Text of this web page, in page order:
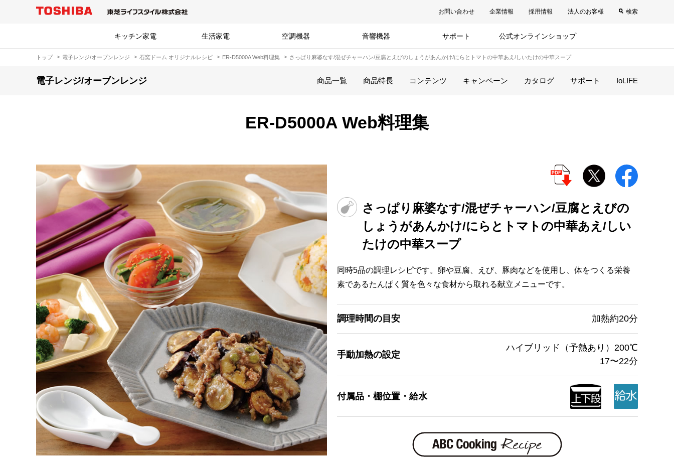
お問い合わせ 企業情報 採用情報 法人のお客様 検索
キッチン家電 生活家電 空調機器 音響機器 サポート 公式オンラインショップ
トップ 電子レンジ/オーブンレンジ 石窯ドーム オリジナルレシピ ER-D5000A Web料理集 さっぱり麻婆なす/混ぜチャーハン/豆腐とえびのしょうがあんかけ/にらとトマトの中華あえ/しいたけの中華スープ
電子レンジ/オーブンレンジ 商品一覧 商品特長 コンテンツ キャンペーン カタログ サポート IoLIFE
ER-D5000A Web料理集
さっぱり麻婆なす/混ぜチャーハン/豆腐とえびの
しょうがあんかけ/にらとトマトの中華あえ/しい
たけの中華スープ
同時5品の調理レシピです。卵や豆腐、えび、豚肉などを使用し、体をつくる栄養
素であるたんぱく質を色々な食材から取れる献立メニューです。
調理時間の目安 加熱約20分
手動加熱の設定
ハイブリッド（予熱あり）200℃
17〜22分
付属品・棚位置・給水